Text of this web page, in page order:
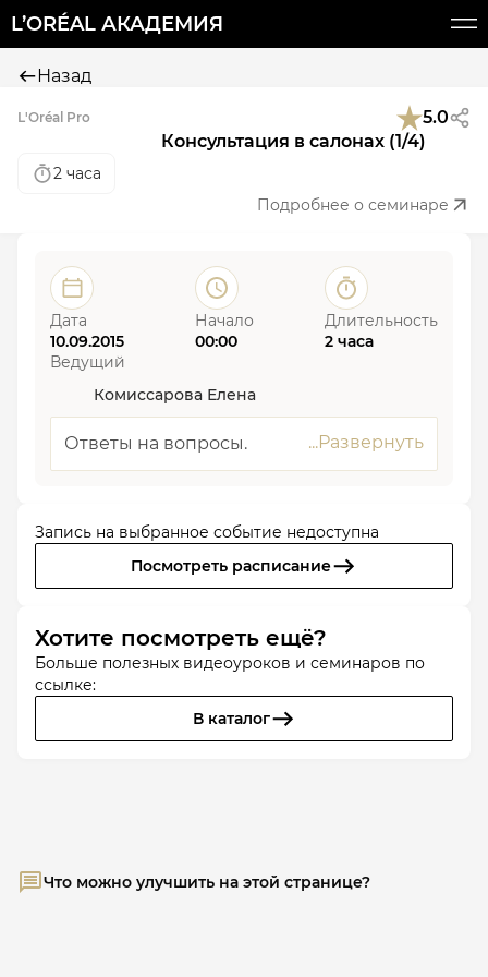
L’ORÉAL АКАДЕМИЯ
Назад
L'Oréal Pro
5.0
Консультация в салонах (1/4)
2 часа
Подробнее о семинаре
Дата
10.09.2015
Начало
00:00
Длительность
2 часа
Ведущий
Комиссарова Елена
Ответы на вопросы.
Запись на выбранное событие недоступна
Посмотреть расписание
Хотите посмотреть ещё?
Больше полезных видеоуроков и семинаров по
ссылке:
В каталог
Что можно улучшить на этой странице?